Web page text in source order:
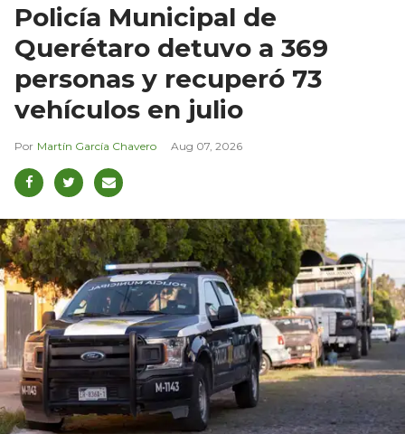
Policía Municipal de
Querétaro detuvo a 369
personas y recuperó 73
vehículos en julio
Martín García Chavero Aug 07, 2026